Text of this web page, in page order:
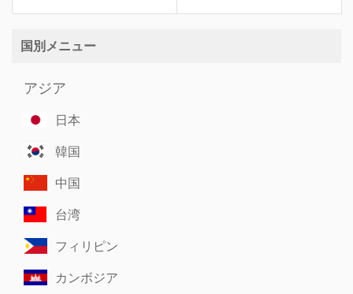
国別メニュー
アジア
日本
韓国
中国
台湾
フィリピン
カンボジア